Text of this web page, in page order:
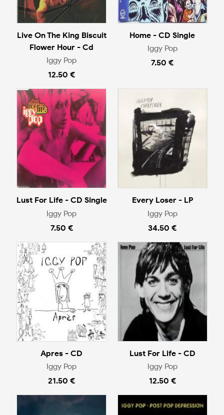
Live On The King Biscuit
Flower Hour - Cd
Iggy Pop
12.50 €
Home - CD Single
Iggy Pop
7.50 €
Lust For Life - CD Single
Iggy Pop
7.50 €
Every Loser - LP
Iggy Pop
34.50 €
Apres - CD
Iggy Pop
21.50 €
Lust For Life - CD
Iggy Pop
12.50 €